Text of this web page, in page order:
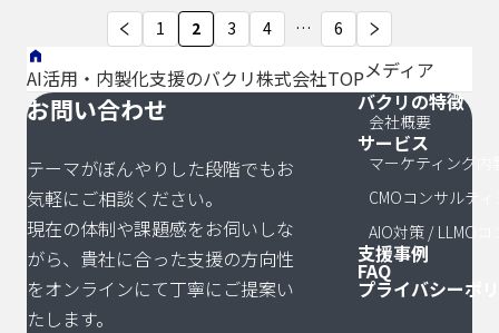
社が内製化す
る際の参考に
したい」 デジ
マ（デジタル
マーケティン
は、DX推進に
あたり、さま
ざま […]
羅】
る際の参考に
したい」 近
年、外注コス
ト削減や柔軟
ムやWebマー
ケティングの
[…]
成功した事例
があれば知り
たい。」 Web
マーケティン
グの内製化
は、外注コス
見の蓄積など
[…]
投
稿
ー
ジ
送
り
1 2 3 4 … 6
AI活用・内製化支援のバクリ株式会社TOPメディア
お問い合わせ
テーマがぼんやりした段階でもお
気軽にご相談ください。
現在の体制や課題感をお伺いしな
がら、貴社に合った支援の方向性
をオンラインにて丁寧にご提案い
たします。
サイトマッ
バクリの特徴
会社概要
サービス
マーケティング内
CMOコンサルテ
AIO対策 / LLMO
支援事例
FAQ
プライバシーポ